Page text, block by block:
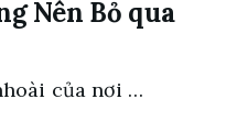
Nên Bỏ qua
của nơi …